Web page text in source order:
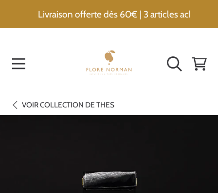
ALLER AU CONTENU
Livraison offerte dès 60€ | 3 articles achetés = -
PANIER
VOIRCOLLECTION DE THES